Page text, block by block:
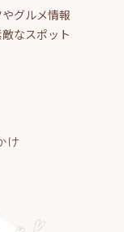
グルメ情報
なスポット
け